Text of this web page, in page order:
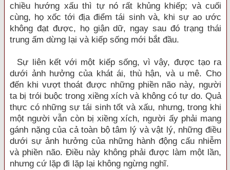
chiều hướng xấu thì tự nó rất khủng khiếp; và cuối
cùng, họ xốc tới địa điểm tái sinh và, khi sự ao ước
không đạt được, họ giận dữ, ngay sau đó trạng thái
trung ấm dừng lại và kiếp sống mới bắt đầu.
Sự liên kết với một kiếp sống, vì vậy, được tạo ra
dưới ảnh hưởng của khát ái, thù hận, và u mê. Cho
đến khi vượt thoát được những phiền não này, người
ta bị trói buộc trong xiềng xích và không có tự do. Quả
thực có những sự tái sinh tốt và xấu, nhưng, trong khi
một người vẫn còn bị xiềng xích, người ấy phải mang
gánh nặng của cả toàn bộ tâm lý và vật lý, những điều
dưới sự ảnh hưởng của những hành động cấu nhiễm
và phiền não. Điều này không phải được làm một lần,
nhưng cứ lặp đi lặp lại không ngừng nghĩ.